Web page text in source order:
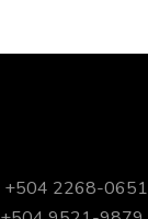
2268-0651